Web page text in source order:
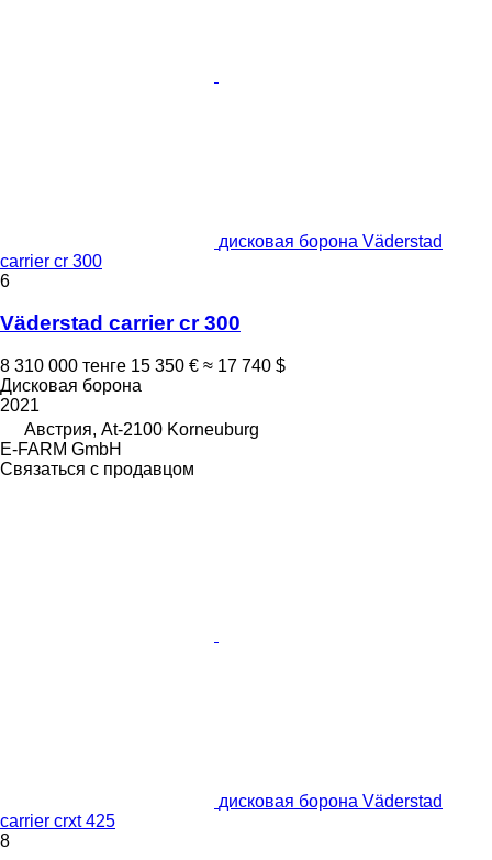
дисковая борона Väderstad
carrier cr 300
6
Väderstad carrier cr 300
8 310 000 тенге 15 350 € ≈ 17 740 $
Дисковая борона
2021
Австрия, At-2100 Korneuburg
E-FARM GmbH
Связаться с продавцом
дисковая борона Väderstad
carrier crxt 425
8